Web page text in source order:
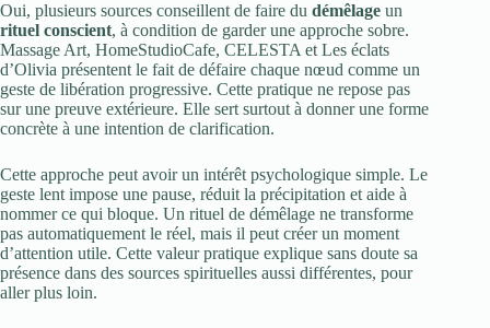
Oui, plusieurs sources conseillent de faire du démêlage un
rituel conscient, à condition de garder une approche sobre.
Massage Art, HomeStudioCafe, CELESTA et Les éclats
d’Olivia présentent le fait de défaire chaque nœud comme un
geste de libération progressive. Cette pratique ne repose pas
sur une preuve extérieure. Elle sert surtout à donner une forme
concrète à une intention de clarification.
Cette approche peut avoir un intérêt psychologique simple. Le
geste lent impose une pause, réduit la précipitation et aide à
nommer ce qui bloque. Un rituel de démêlage ne transforme
pas automatiquement le réel, mais il peut créer un moment
d’attention utile. Cette valeur pratique explique sans doute sa
présence dans des sources spirituelles aussi différentes, pour
aller plus loin.